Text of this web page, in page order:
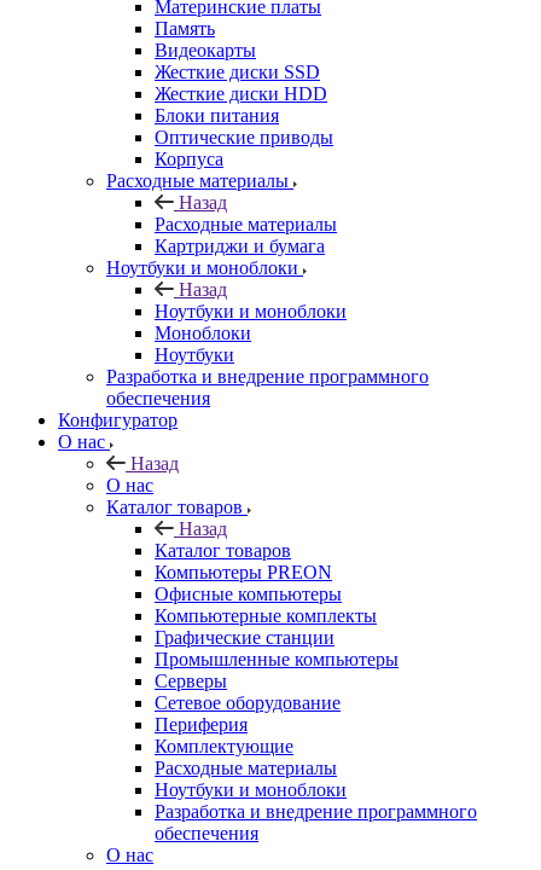
Материнские платы
Память
Видеокарты
Жесткие диски SSD
Жесткие диски HDD
Блоки питания
Оптические приводы
Корпуса
Расходные материалы
Назад
Расходные материалы
Картриджи и бумага
Ноутбуки и моноблоки
Назад
Ноутбуки и моноблоки
Моноблоки
Ноутбуки
Разработка и внедрение программного
обеспечения
Конфигуратор
О нас
Назад
О нас
Каталог товаров
Назад
Каталог товаров
Компьютеры PREON
Офисные компьютеры
Компьютерные комплекты
Графические станции
Промышленные компьютеры
Серверы
Сетевое оборудование
Периферия
Комплектующие
Расходные материалы
Ноутбуки и моноблоки
Разработка и внедрение программного
обеспечения
О нас